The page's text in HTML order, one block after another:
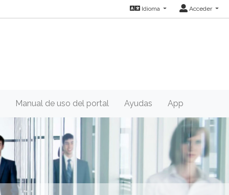
Idioma Acceder
Manual de uso del portal Ayudas App